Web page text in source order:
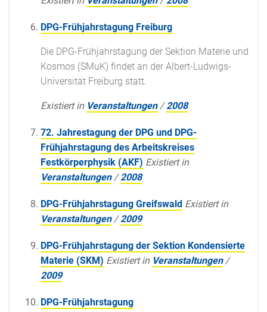
DPG-Frühjahrstagung Freiburg
Die DPG-Frühjahrstagung der Sektion Materie und
Kosmos (SMuK) findet an der Albert-Ludwigs-
Universität Freiburg statt.
Existiert in Veranstaltungen /2008
72. Jahrestagung der DPG und DPG-
Frühjahrstagung des Arbeitskreises
Festkörperphysik (AKF) Existiert in
Veranstaltungen /2008
DPG-Frühjahrstagung Greifswald Existiert in
Veranstaltungen /2009
DPG-Frühjahrstagung der Sektion Kondensierte
Materie (SKM) Existiert in Veranstaltungen /
2009
DPG-Frühjahrstagung